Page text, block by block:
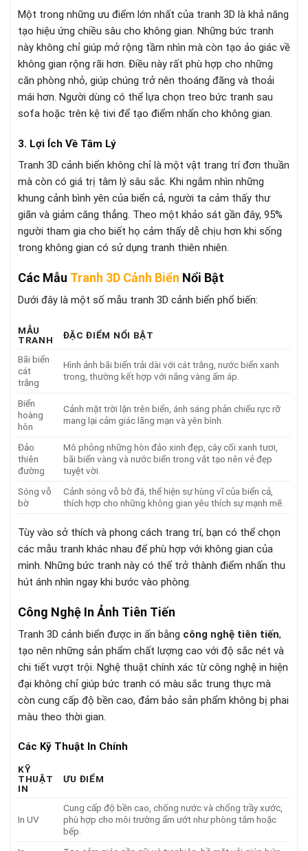
Một trong những ưu điểm lớn nhất của tranh 3D là khả năng
tạo hiệu ứng chiều sâu cho không gian. Những bức tranh
này không chỉ giúp mở rộng tầm nhìn mà còn tạo ảo giác về
không gian rộng rãi hơn. Điều này rất phù hợp cho những
căn phòng nhỏ, giúp chúng trở nên thoáng đãng và thoải
mái hơn. Người dùng có thể lựa chọn treo bức tranh sau
sofa hoặc trên kệ tivi để tạo điểm nhấn cho không gian.
3. Lợi Ích Về Tâm Lý
Tranh 3D cảnh biển không chỉ là một vật trang trí đơn thuần
mà còn có giá trị tâm lý sâu sắc. Khi ngắm nhìn những
khung cảnh bình yên của biển cả, người ta cảm thấy thư
giãn và giảm căng thẳng. Theo một khảo sát gần đây, 95%
người tham gia cho biết họ cảm thấy dễ chịu hơn khi sống
trong không gian có sử dụng tranh thiên nhiên.
Các Mẫu Tranh 3D Cảnh Biển Nổi Bật
Dưới đây là một số mẫu tranh 3D cảnh biển phổ biến:
MẪU
TRANH
ĐẶC ĐIỂM NỔI BẬT
Bãi biển
cát
trắng
Hình ảnh bãi biển trải dài với cát trắng, nước biển xanh
trong, thường kết hợp với nắng vàng ấm áp.
Biển
hoàng
hôn
Cảnh mặt trời lặn trên biển, ánh sáng phản chiếu rực rỡ
mang lại cảm giác lãng mạn và yên bình.
Đảo
thiên
đường
Mô phỏng những hòn đảo xinh đẹp, cây cối xanh tươi,
bãi biển vàng và nước biển trong vắt tạo nên vẻ đẹp
tuyệt vời.
Sóng vỗ
bờ
Cảnh sóng vỗ bờ đá, thể hiện sự hùng vĩ của biển cả,
thích hợp cho những không gian yêu thích sự mạnh mẽ.
Tùy vào sở thích và phong cách trang trí, bạn có thể chọn
các mẫu tranh khác nhau để phù hợp với không gian của
mình. Những bức tranh này có thể trở thành điểm nhấn thu
hút ánh nhìn ngay khi bước vào phòng.
Công Nghệ In Ảnh Tiên Tiến
Tranh 3D cảnh biển được in ấn bằng công nghệ tiên tiến,
tạo nên những sản phẩm chất lượng cao với độ sắc nét và
chi tiết vượt trội. Nghệ thuật chính xác từ công nghệ in hiện
đại không chỉ giúp bức tranh có màu sắc trung thực mà
còn cung cấp độ bền cao, đảm bảo sản phẩm không bị phai
màu theo thời gian.
Các Kỹ Thuật In Chính
KỸ
THUẬT
IN
ƯU ĐIỂM
In UV
Cung cấp độ bền cao, chống nước và chống trầy xước,
phù hợp cho môi trường ẩm ướt như phòng tắm hoặc
bếp.